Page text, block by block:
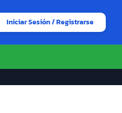
Iniciar Sesión / Registrarse